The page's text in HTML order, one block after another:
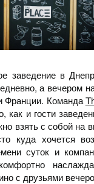
заведение в
а вечером
Франции. Команда
как и гости
взять с собой на
куда хочется
суток и
с друзьями